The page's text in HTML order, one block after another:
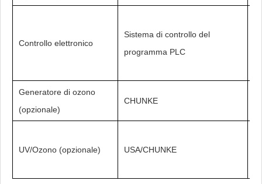
Controllo elettronico
Sistema di controllo del
programma PLC
Generatore di ozono
(opzionale)
CHUNKE
UV/Ozono (opzionale) USA/CHUNKE